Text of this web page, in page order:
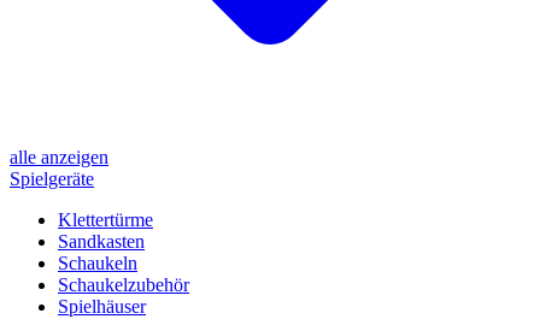
alle anzeigen
Spielgeräte
Klettertürme
Sandkasten
Schaukeln
Schaukelzubehör
Spielhäuser